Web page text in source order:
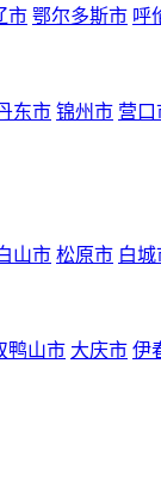
市 鄂尔多斯市 呼
东市 锦州市 营口
山市 松原市 白城
鸭山市 大庆市 伊